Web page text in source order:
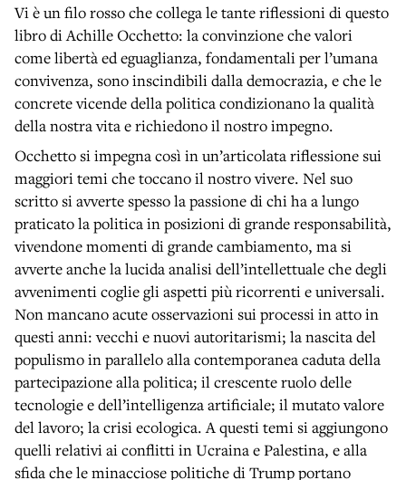
Vi è un filo rosso che collega le tante riflessioni di questo
libro di Achille Occhetto: la convinzione che valori
come libertà ed eguaglianza, fondamentali per l’umana
convivenza, sono inscindibili dalla democrazia, e che le
concrete vicende della politica condizionano la qualità
della nostra vita e richiedono il nostro impegno.
Occhetto si impegna così in un’articolata riflessione sui
maggiori temi che toccano il nostro vivere. Nel suo
scritto si avverte spesso la passione di chi ha a lungo
praticato la politica in posizioni di grande responsabilità,
vivendone momenti di grande cambiamento, ma si
avverte anche la lucida analisi dell’intellettuale che degli
avvenimenti coglie gli aspetti più ricorrenti e universali.
Non mancano acute osservazioni sui processi in atto in
questi anni: vecchi e nuovi autoritarismi; la nascita del
populismo in parallelo alla contemporanea caduta della
partecipazione alla politica; il crescente ruolo delle
tecnologie e dell’intelligenza artificiale; il mutato valore
del lavoro; la crisi ecologica. A questi temi si aggiungono
quelli relativi ai conflitti in Ucraina e Palestina, e alla
sfida che le minacciose politiche di Trump portano